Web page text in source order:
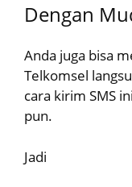
Dengan
Anda juga bisa
Telkomsel
cara kirim SMS
pun.
Jadi